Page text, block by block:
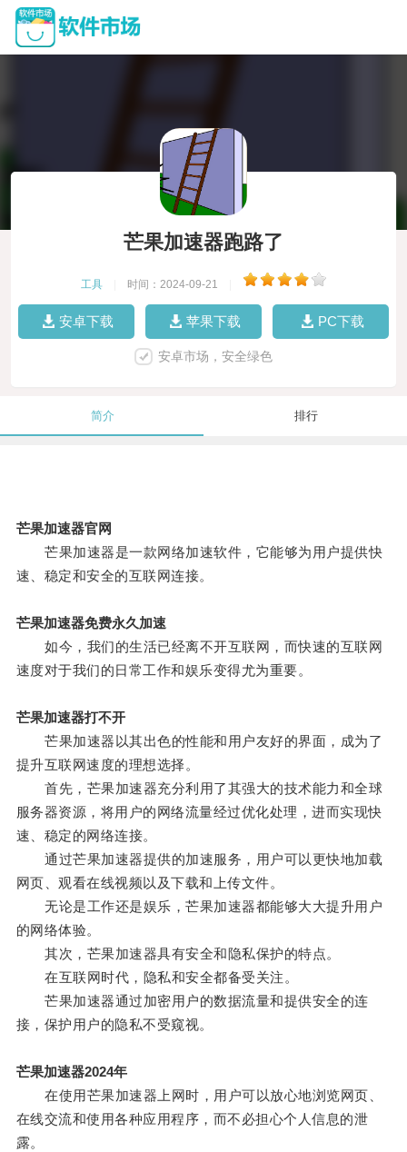
芒果加速器跑路了
工具 时间：2024-09-21
安卓下载 苹果下载 PC下载
安卓市场，安全绿色
简介 排行
芒果加速器官网
芒果加速器是一款网络加速软件，它能够为用户提供快
速、稳定和安全的互联网连接。
芒果加速器免费永久加速
如今，我们的生活已经离不开互联网，而快速的互联网
速度对于我们的日常工作和娱乐变得尤为重要。
芒果加速器打不开
芒果加速器以其出色的性能和用户友好的界面，成为了
提升互联网速度的理想选择。
首先，芒果加速器充分利用了其强大的技术能力和全球
服务器资源，将用户的网络流量经过优化处理，进而实现快
速、稳定的网络连接。
通过芒果加速器提供的加速服务，用户可以更快地加载
网页、观看在线视频以及下载和上传文件。
无论是工作还是娱乐，芒果加速器都能够大大提升用户
的网络体验。
其次，芒果加速器具有安全和隐私保护的特点。
在互联网时代，隐私和安全都备受关注。
芒果加速器通过加密用户的数据流量和提供安全的连
接，保护用户的隐私不受窥视。
芒果加速器2024年
在使用芒果加速器上网时，用户可以放心地浏览网页、
在线交流和使用各种应用程序，而不必担心个人信息的泄
露。